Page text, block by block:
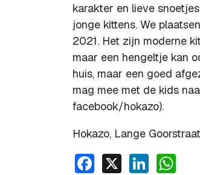
karakter en lieve
jonge kittens. We
2021. Het zijn moderne
maar een hengeltje kan
huis, maar een goed
mag mee met de kids
facebook/hokazo).
Hokazo, Lange
Facebook
X